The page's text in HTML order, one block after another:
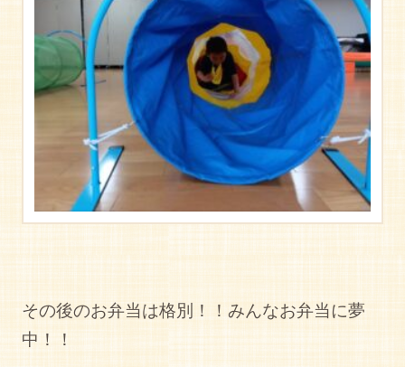
その後のお弁当は格別！！みんなお弁当に夢
中！！